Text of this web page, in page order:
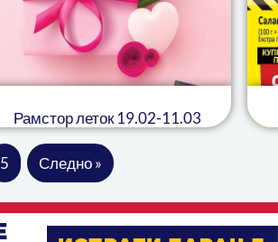
Рамстор леток 19.02-11.03
5 Следно »